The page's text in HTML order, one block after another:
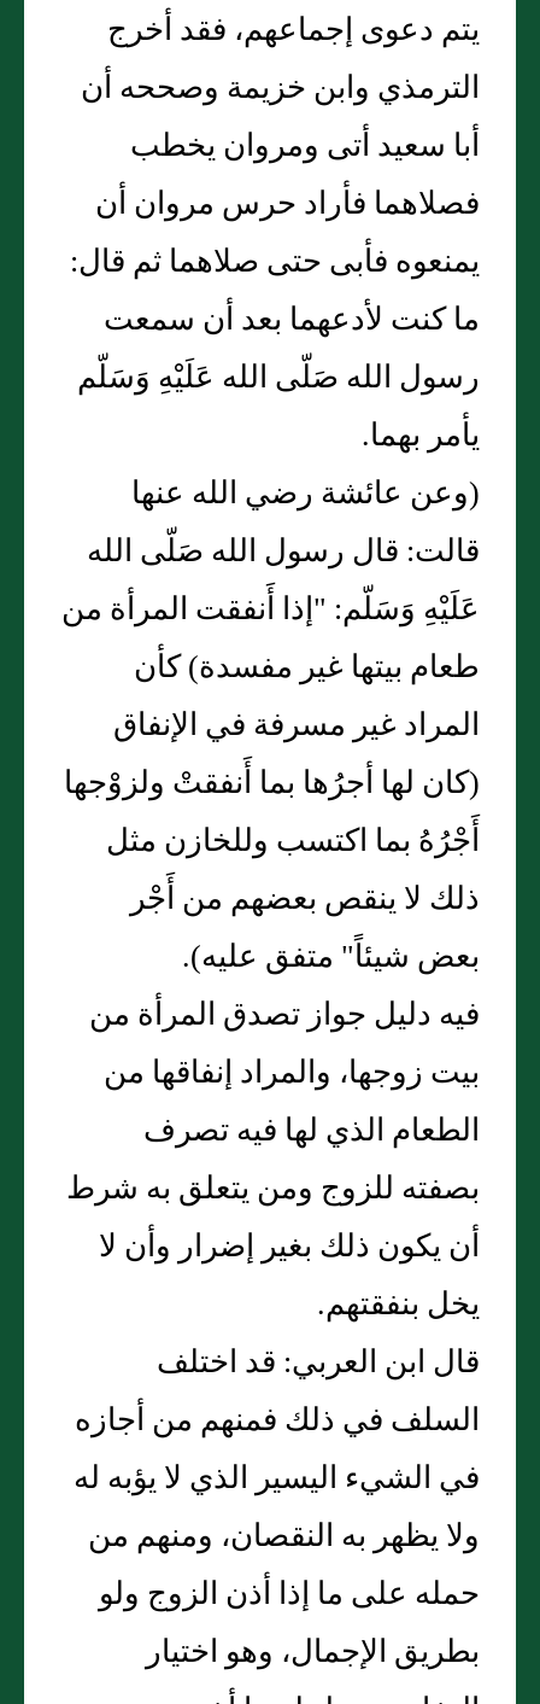
يتم دعوى إجماعهم، فقد أخرج
الترمذي وابن خزيمة وصححه أن
أبا سعيد أتى ومروان يخطب
فصلاهما فأراد حرس مروان أن
يمنعوه فأبى حتى صلاهما ثم قال:
ما كنت لأدعهما بعد أن سمعت
رسول الله صَلّى الله عَلَيْهِ وَسَلّم
يأمر بهما.
(وعن عائشة رضي الله عنها
قالت: قال رسول الله صَلّى الله
عَلَيْهِ وَسَلّم: "إذا أَنفقت المرأة من
طعام بيتها غير مفسدة) كأن
المراد غير مسرفة في الإنفاق
(كان لها أجرُها بما أَنفقتْ ولزوْجها
أَجْرُهُ بما اكتسب وللخازن مثل
ذلك لا ينقص بعضهم من أَجْر
بعض شيئاً" متفق عليه).
فيه دليل جواز تصدق المرأة من
بيت زوجها، والمراد إنفاقها من
الطعام الذي لها فيه تصرف
بصفته للزوج ومن يتعلق به شرط
أن يكون ذلك بغير إضرار وأن لا
يخل بنفقتهم.
قال ابن العربي: قد اختلف
السلف في ذلك فمنهم من أجازه
في الشيء اليسير الذي لا يؤبه له
ولا يظهر به النقصان، ومنهم من
حمله على ما إذا أذن الزوج ولو
بطريق الإجمال، وهو اختيار